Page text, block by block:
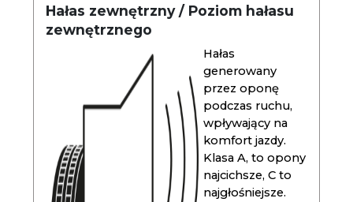
Hałas zewnętrzny / Poziom hałasu
zewnętrznego
Hałas
generowany
przez oponę
podczas ruchu,
wpływający na
komfort jazdy.
Klasa A, to opony
najcichsze, C to
najgłośniejsze.